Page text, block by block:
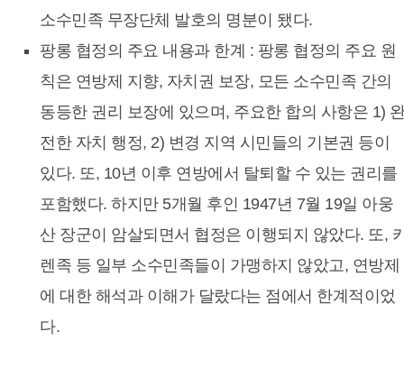
소수민족 무장단체 발호의 명분이 됐다.
팡롱 협정의 주요 내용과 한계 : 팡롱 협정의 주요 원
칙은 연방제 지향, 자치권 보장, 모든 소수민족 간의
동등한 권리 보장에 있으며, 주요한 합의 사항은 1)
전한 자치 행정, 2) 변경 지역 시민들의 기본권 등이
있다. 또, 10년 이후 연방에서 탈퇴할 수 있는 권리를
포함했다. 하지만 5개월 후인 1947년 7월 19일 아웅
산 장군이 암살되면서 협정은 이행되지 않았다. 또,
렌족 등 일부 소수민족들이 가맹하지 않았고, 연방제
에 대한 해석과 이해가 달랐다는 점에서 한계적이었
다.